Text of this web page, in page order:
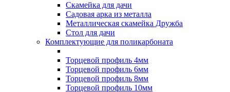
Скамейка для дачи
Садовая арка из металла
Металлическая скамейка Дружба
Стол для дачи
Комплектующие для поликарбоната
Торцевой профиль 4мм
Торцевой профиль 6мм
Торцевой профиль 8мм
Торцевой профиль 10мм